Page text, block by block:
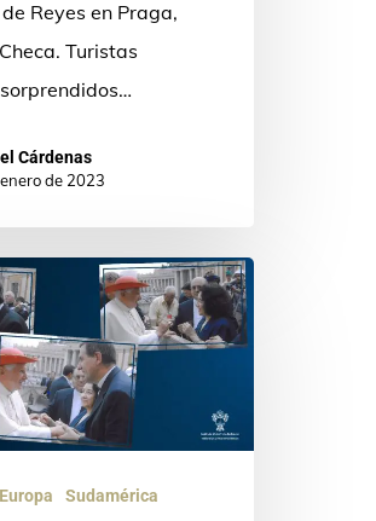
Reyes en Praga,
Turistas
Cárdenas
de 2023
Europa Sudamérica